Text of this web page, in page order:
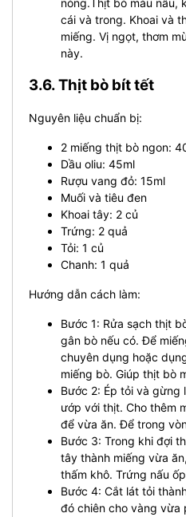
nóng.Thịt bò màu nâu,
cái và trong. Khoai và
miếng. Vị ngọt, thơm
này.
3.6. Thịt bò bít tết
Nguyên liệu chuẩn bị:
2 miếng thịt bò ngon:
Dầu oliu: 45ml
Rượu vang đỏ: 15ml
Muối và tiêu đen
Khoai tây: 2 củ
Trứng: 2 quả
Tỏi: 1 củ
Chanh: 1 quả
Hướng dẫn cách làm:
Bước 1: Rửa sạch thịt
gân bò nếu có. Để
chuyên dụng hoặc
miếng bò. Giúp thịt bò
Bước 2: Ép tỏi và gừng
ướp với thịt. Cho thêm
để vừa ăn. Để trong
Bước 3: Trong khi đợi
tây thành miếng vừa
thấm khô. Trứng nấu
Bước 4: Cắt lát tỏi
đó chiên cho vàng vừa